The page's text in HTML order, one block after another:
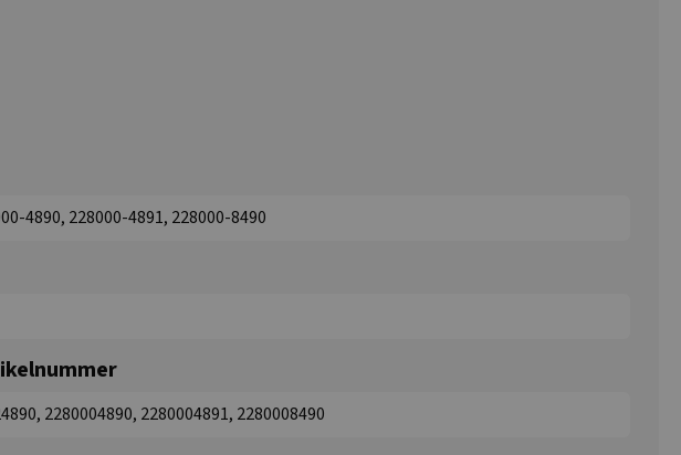
4890, 228000-4891, 228000-8490
2280004890, 2280004891, 2280008490